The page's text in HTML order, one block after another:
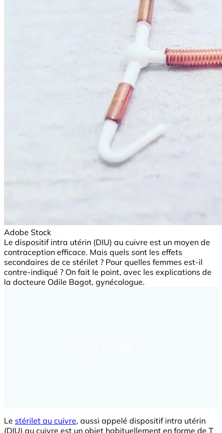
Adobe Stock
Le dispositif intra utérin (DIU) au cuivre est un moyen de
contraception efficace. Mais quels sont les effets
secondaires de ce stérilet ? Pour quelles femmes est-il
contre-indiqué ? On fait le point, avec les explications de
la docteure Odile Bagot, gynécologue.
Le stérilet au cuivre, aussi appelé dispositif intra utérin
(DIU) au cuivre est un objet habituellement en forme de T